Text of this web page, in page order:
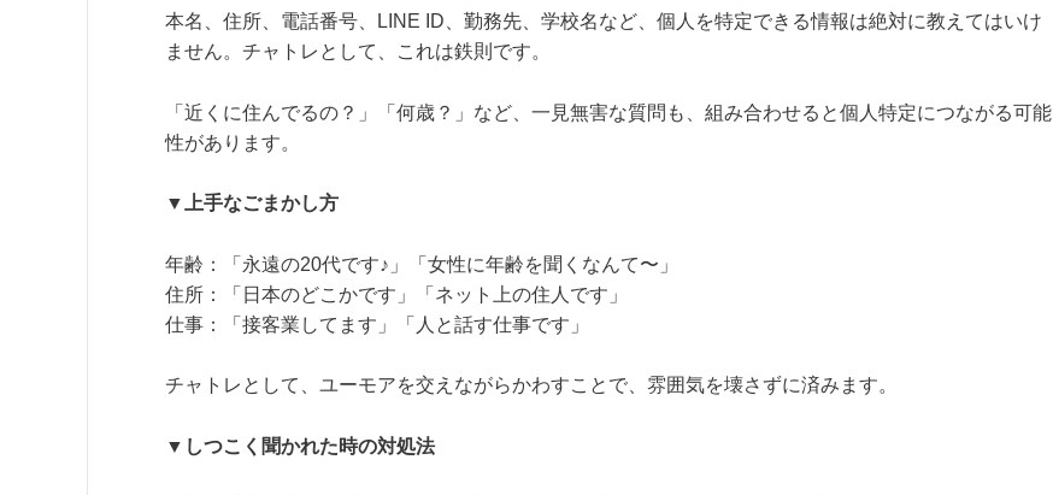
本名、住所、電話番号、LINE ID、勤務先、学校名など、個人を特定できる情報は絶対に教えてはいけ
ません。チャトレとして、これは鉄則です。
「近くに住んでるの？」「何歳？」など、一見無害な質問も、組み合わせると個人特定につながる可能
性があります。
▼上手なごまかし方
年齢：「永遠の20代です♪」「女性に年齢を聞くなんて〜」
住所：「日本のどこかです」「ネット上の住人です」
仕事：「接客業してます」「人と話す仕事です」
チャトレとして、ユーモアを交えながらかわすことで、雰囲気を壊さずに済みます。
▼しつこく聞かれた時の対処法